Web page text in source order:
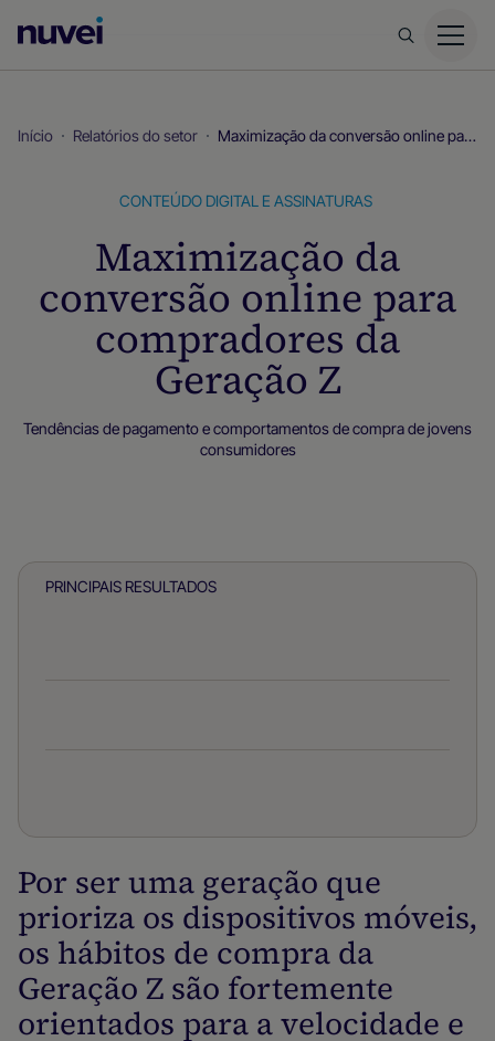
inicial
Nuvei
Início Relatórios do setor Maximização da conversão online para compradores da Geração Z
CONTEÚDO DIGITAL E ASSINATURAS
Maximização da
conversão online para
compradores da
Geração Z
Tendências de pagamento e comportamentos de compra de jovens
consumidores
PRINCIPAIS RESULTADOS
Por ser uma geração que
prioriza os dispositivos móveis,
os hábitos de compra da
Geração Z são fortemente
orientados para a velocidade e